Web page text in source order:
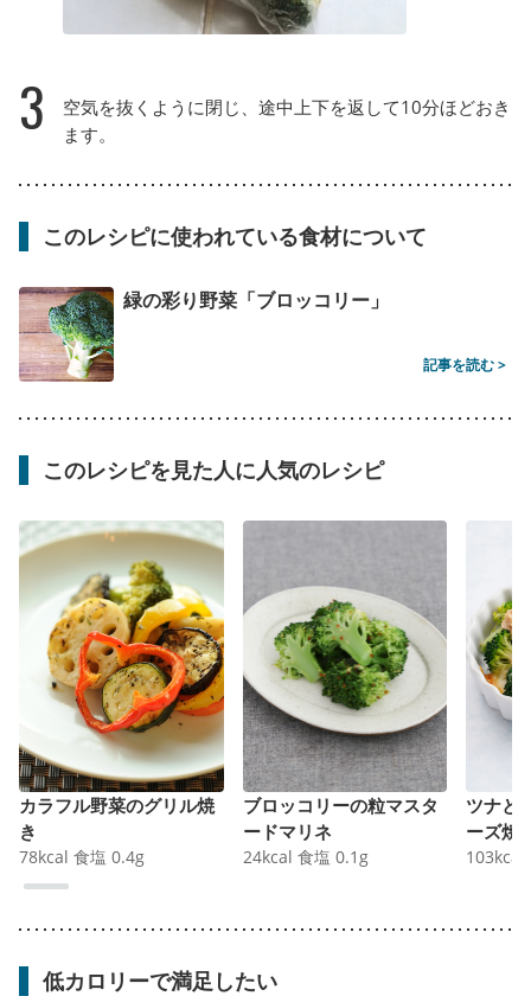
3
空気を抜くように閉じ、途中上下を返して10分ほどおき
ます。
このレシピに使われている食材について
緑の彩り野菜「ブロッコリー」
記事を読む >
このレシピを見た人に人気のレシピ
カラフル野菜のグリル焼
き
78kcal 食塩 0.4g
ブロッコリーの粒マスタ
ードマリネ
24kcal 食塩 0.1 g
ツナと
ーズ焼
103kcal
低カロリーで満足したい